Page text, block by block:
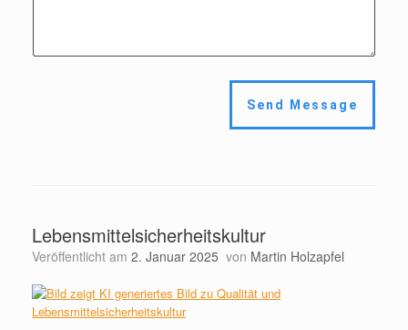
Send Message
Lebensmittelsicherheitskultur
Veröffentlicht am 2. Januar 2025 von Martin Holzapfel